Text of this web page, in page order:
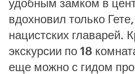
вдохновил только
нацистских главарей.
экскурсии по 18
еще можно с гидом